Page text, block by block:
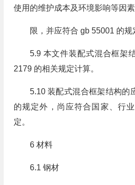
使用的维护成本及环境影响等因
限，并应符合 gb 55001 的规
5.9 本文件装配式混合框架
2179 的相关规定计算。
5.10 装配式混合框架结构的
的规定外，尚应符合国家、行
定。
6 材料
6.1 钢材